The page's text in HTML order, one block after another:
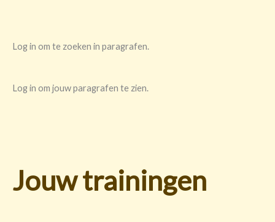
Log in om te zoeken in paragrafen.
Log in om jouw paragrafen te zien.
Jouw trainingen